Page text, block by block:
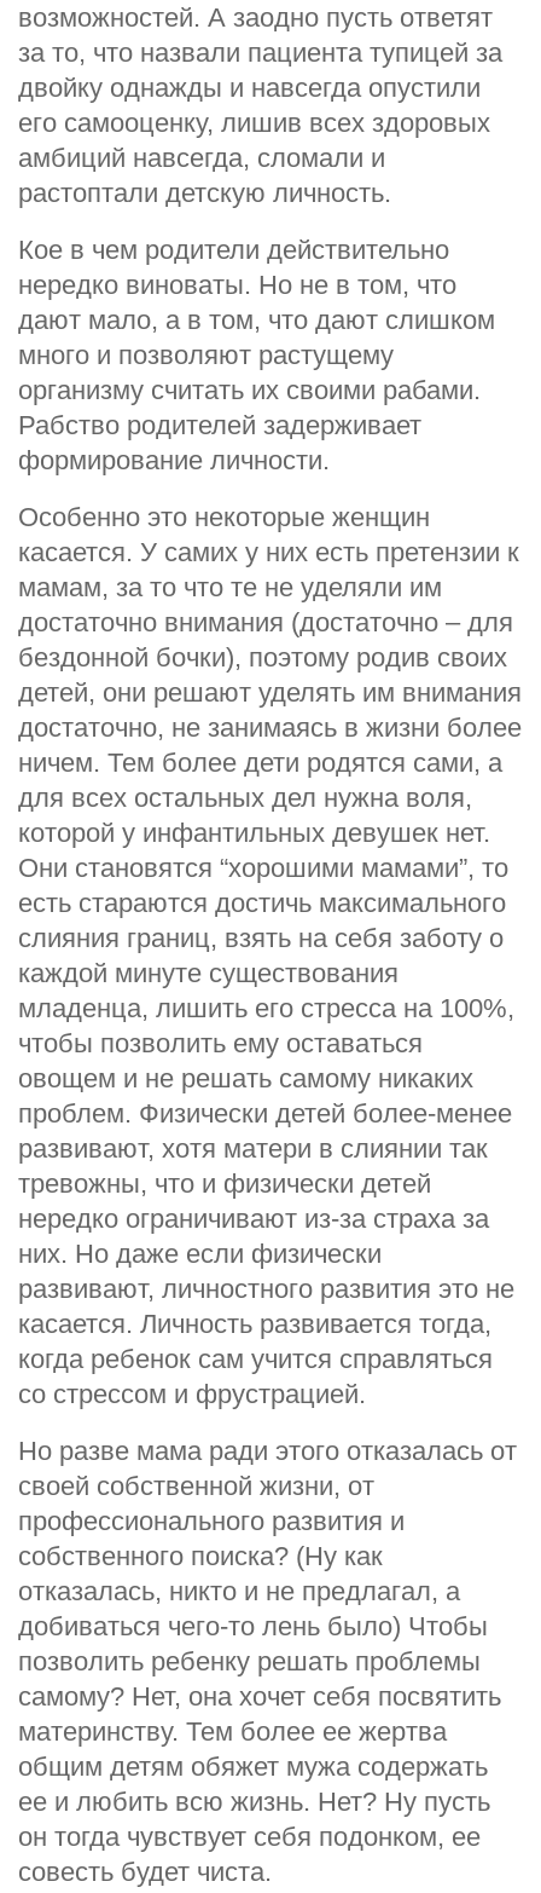
возможностей. А заодно пусть ответят
за то, что назвали пациента тупицей за
двойку однажды и навсегда опустили
его самооценку, лишив всех здоровых
амбиций навсегда, сломали и
растоптали детскую личность.
Кое в чем родители действительно
нередко виноваты. Но не в том, что
дают мало, а в том, что дают слишком
много и позволяют растущему
организму считать их своими рабами.
Рабство родителей задерживает
формирование личности.
Особенно это некоторые женщин
касается. У самих у них есть претензии к
мамам, за то что те не уделяли им
достаточно внимания (достаточно – для
бездонной бочки), поэтому родив своих
детей, они решают уделять им внимания
достаточно, не занимаясь в жизни более
ничем. Тем более дети родятся сами, а
для всех остальных дел нужна воля,
которой у инфантильных девушек нет.
Они становятся “хорошими мамами”, то
есть стараются достичь максимального
слияния границ, взять на себя заботу о
каждой минуте существования
младенца, лишить его стресса на 100%,
чтобы позволить ему оставаться
овощем и не решать самому никаких
проблем. Физически детей более-менее
развивают, хотя матери в слиянии так
тревожны, что и физически детей
нередко ограничивают из-за страха за
них. Но даже если физически
развивают, личностного развития это не
касается. Личность развивается тогда,
когда ребенок сам учится справляться
со стрессом и фрустрацией.
Но разве мама ради этого отказалась от
своей собственной жизни, от
профессионального развития и
собственного поиска? (Ну как
отказалась, никто и не предлагал, а
добиваться чего-то лень было) Чтобы
позволить ребенку решать проблемы
самому? Нет, она хочет себя посвятить
материнству. Тем более ее жертва
общим детям обяжет мужа содержать
ее и любить всю жизнь. Нет? Ну пусть
он тогда чувствует себя подонком, ее
совесть будет чиста.